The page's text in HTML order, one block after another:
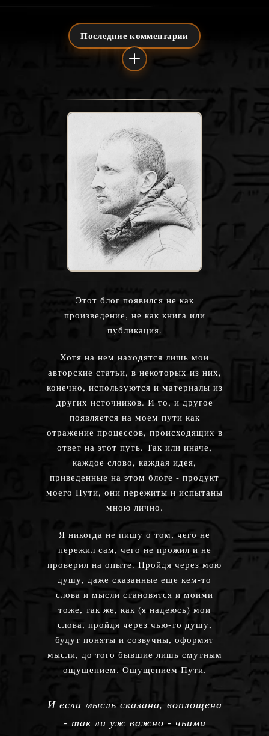
Этот блог появился не как
произведение, не как книга или
публикация.
Хотя на нем находятся лишь мои
авторские статьи, в некоторых из них,
конечно, используются и материалы из
других источников. И то, и другое
появляется на моем пути как
отражение процессов, происходящих в
ответ на этот путь. Так или иначе,
каждое слово, каждая идея,
приведенные на этом блоге - продукт
моего Пути, они пережиты и испытаны
мною лично.
Я никогда не пишу о том, чего не
пережил сам, чего не прожил и не
проверил на опыте. Пройдя через мою
душу, даже сказанные еще кем-то
слова и мысли становятся и моими
тоже, так же, как (я надеюсь) мои
слова, пройдя через чью-то душу,
будут поняты и созвучны, оформят
мысли, до того бывшие лишь смутным
ощущением. Ощущением Пути.
И если мысль сказана, воплощена
- так ли уж важно - чьими